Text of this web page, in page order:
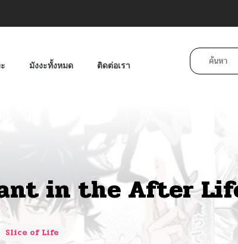
มังงะทั้งหมด ติดต่อเรา
in the After
Slice of Life